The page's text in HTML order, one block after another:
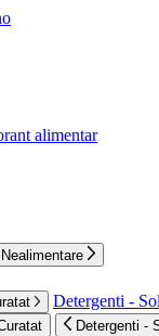
alimentar
Detergenti -
Detergenti -